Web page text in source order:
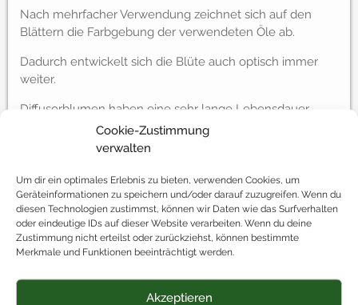
Cookie-Zustimmung
verwalten
Um dir ein optimales Erlebnis zu bieten, verwenden Cookies, um
Geräteinformationen zu speichern und/oder darauf zuzugreifen. Wenn du
diesen Technologien zustimmst, können wir Daten wie das Surfverhalten
oder eindeutige IDs auf dieser Website verarbeiten. Wenn du deine
Zustimmung nicht erteilst oder zurückziehst, können bestimmte
Merkmale und Funktionen beeinträchtigt werden.
Akzeptieren
Nach mehrfacher Verwendung zeichnet sich auf den
Blättern die Farbgebung der verwendeten Öle ab.
Dadurch entwickelt sich die Blüte auch optisch immer
weiter.
Diffusorblumen haben eine sehr lange Lebensdauer.
Sie können Diffusorblumen auch zum Dekorieren
Die Alternative zur Faser und für jeden Aroma-Fan ein
absolutes Traumgeschenk.